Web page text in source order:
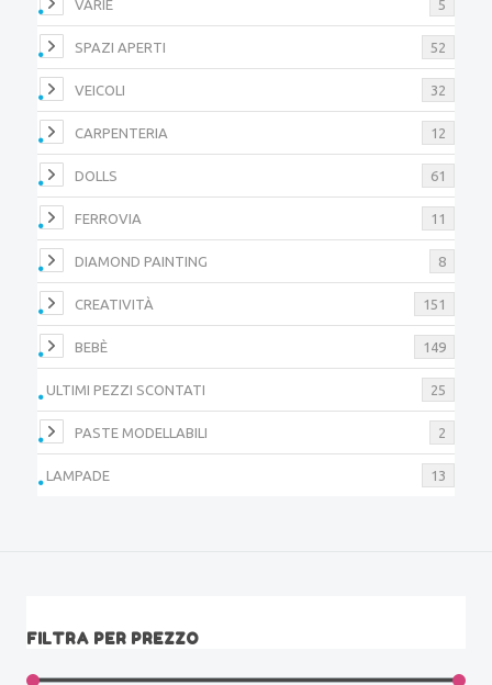
VARIE 5
SPAZI APERTI 52
VEICOLI 32
CARPENTERIA 12
DOLLS 61
FERROVIA 11
DIAMOND PAINTING 8
CREATIVITÀ 151
BEBÈ 149
ULTIMI PEZZI SCONTATI 25
PASTE MODELLABILI 2
LAMPADE 13
FILTRA PER PREZZO